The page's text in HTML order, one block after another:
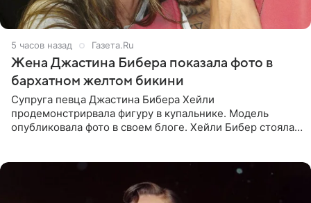
5 часов назад Газета.Ru
Жена Джастина Бибера показала фото в
бархатном желтом бикини
Супруга певца Джастина Бибера Хейли
продемонстрирвала фигуру в купальнике. Модель
опубликовала фото в своем блоге. Хейли Бибер стояла